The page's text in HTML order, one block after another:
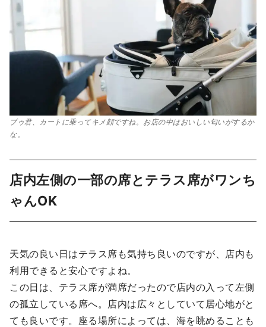
ブゥ君、カートに乗ってキメ顔ですね。お店の中はおいしい匂いがするか
な。
店内左側の一部の席とテラス席がワンち
ゃんOK
天気の良い日はテラス席も気持ち良いのですが、店内も
利用できると安心ですよね。
この日は、テラス席が満席だったので店内の入って左側
の孤立している席へ。店内は広々としていて居心地がと
ても良いです。座る場所によっては、海を眺めることも